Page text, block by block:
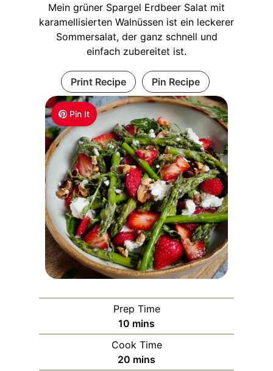
Pin It
Mein grüner Spargel Erdbeer Salat mit
karamellisierten Walnüssen ist ein leckerer
Sommersalat, der ganz schnell und
einfach zubereitet ist.
Print Recipe Pin Recipe
Prep Time
10 m
i
n
u
mins
Cook Time
20 m
mins